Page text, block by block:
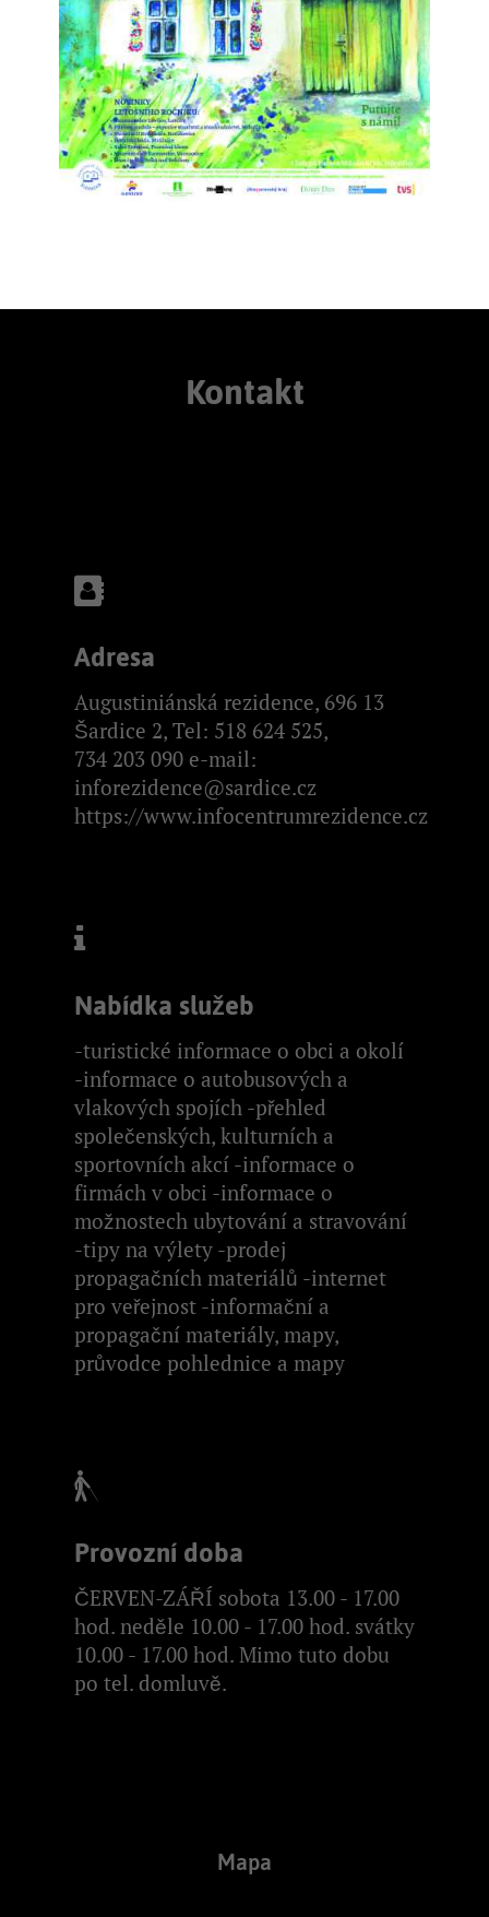
Kontakt
Adresa
Augustiniánská rezidence, 696 13
Šardice 2, Tel: 518 624 525,
734 203 090 e-mail:
inforezidence@sardice.cz
https://www.infocentrumrezidence.cz
Nabídka služeb
-turistické informace o obci a okolí
-informace o autobusových a
vlakových spojích -přehled
společenských, kulturních a
sportovních akcí -informace o
firmách v obci -informace o
možnostech ubytování a stravování
-tipy na výlety -prodej
propagačních materiálů -internet
pro veřejnost -informační a
propagační materiály, mapy,
průvodce pohlednice a mapy
Provozní doba
ČERVEN-ZÁŘÍ sobota 13.00 - 17.00
hod. neděle 10.00 - 17.00 hod. svátky
10.00 - 17.00 hod. Mimo tuto dobu
po tel. domluvě.
Mapa